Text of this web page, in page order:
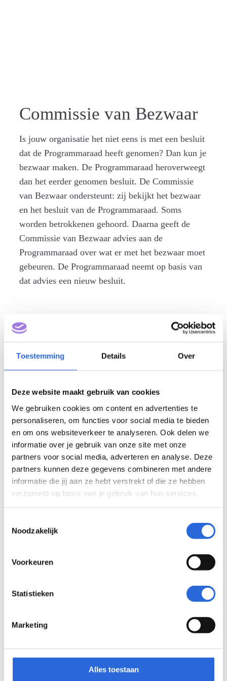
Toestemming Details Over
Deze website maakt gebruik van cookies
We gebruiken cookies om content en advertenties te
personaliseren, om functies voor social media te bieden
en om ons websiteverkeer te analyseren. Ook delen we
informatie over je gebruik van onze site met onze
partners voor social media, adverteren en analyse. Deze
partners kunnen deze gegevens combineren met andere
informatie die jij aan ze hebt verstrekt of die ze hebben
verzameld op basis van je gebruik van hun services.
Noodzakelijk
Voorkeuren
Statistieken
Marketing
Alles toestaan
Commissie van Bezwaar
Is jouw organisatie het niet eens is met een besluit
dat de Programmaraad heeft genomen? Dan kun je
bezwaar maken. De Programmaraad heroverweegt
dan het eerder genomen besluit. De Commissie
van Bezwaar ondersteunt: zij bekijkt het bezwaar
en het besluit van de Programmaraad. Soms
worden betrokkenen gehoord. Daarna geeft de
Commissie van Bezwaar advies aan de
Programmaraad over wat er met het bezwaar moet
gebeuren. De Programmaraad neemt op basis van
dat advies een nieuw besluit.
We stellen graag de leden van de Commissie van
Bezwaar aan je voor:
Rena Punt
Commissie
van
Bezwaar
Pieter Huisman
We doen het samen
Het inschalen van kwalificaties doen we niet
commissies en de Programmaraad kijken met een
zorgvuldig en volgens vaste procedures. Daarbij
Iedereen die meewerkt, belooft zijn werk